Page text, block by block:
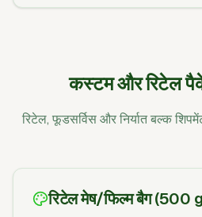
कस्टम और रिटेल
रिटेल, फूडसर्विस और निर्यात बल्क
रिटेल मेष/फिल्म बैग (500